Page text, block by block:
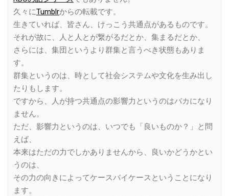
久々にTumblrからの転載です。
生きていれば、皆さん、けっこう共通点があるものです。
それが故に、人と人とが繋がるだとか、集まるだとか、
さらには、集団というより群集と言うべき状態もありま
す。
群集というのは、時として社会システムや文化を生み出し
たりもします。
ですから、人が持つ共通点の影響力というのはバカになり
ません。
ただ、影響力というのは、いつでも「良いものか？」と問
えば、
本来はただの力でしかありませんから、良いかどうかとい
うのは、
その力の向きによってケースバイケースということになり
ます。